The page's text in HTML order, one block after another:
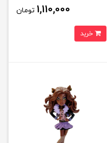
1,110,000 تومان